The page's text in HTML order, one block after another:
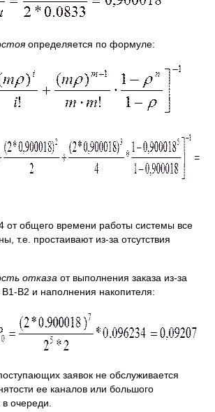
определяется по формуле:
от общего времени работы системы все
т.е. простаивают из-за отсутствия
отказа от выполнения заказа из-за
В1-В2 и наполнения накопителя:
заявок не обслуживается
ее каналов или большого
в очереди.